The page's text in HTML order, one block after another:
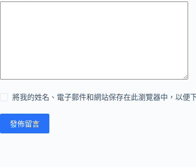
將我的姓名、電子郵件和網站保存在此瀏覽器中，以便
發佈留言